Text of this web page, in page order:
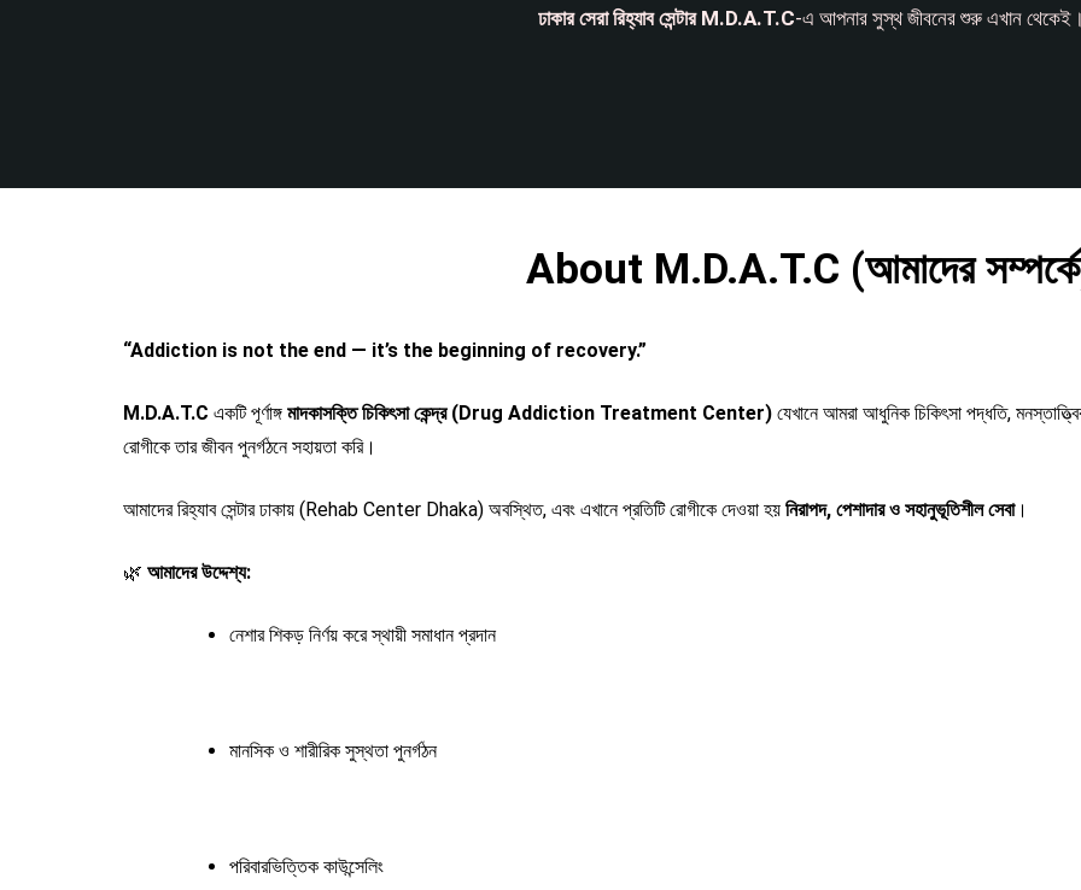
ঢাকার সেরা রিহ্যাব সেন্টার M.D.A.T.C-এ আপনার সুস্থ জীবনের শুরু এখান
About M.D.A.T.C (আমাদের
“Addiction is not the end — it’s the beginning of recovery.”
M.D.A.T.C একটি পূর্ণাঙ্গ মাদকাসক্তি চিকিৎসা কেন্দ্র (Drug Addiction Treatment Center) যেখানে আমরা আধুনিক চিকিৎসা পদ্ধতি,
রোগীকে তার জীবন পুনর্গঠনে সহায়তা করি।
আমাদের রিহ্যাব সেন্টার ঢাকায় (Rehab Center Dhaka) অবস্থিত, এবং এখানে প্রতিটি রোগীকে দেওয়া হয় নিরাপদ, পেশাদার ও সহানুভূতিশীল সেবা।
🌿 আমাদের উদ্দেশ্য:
নেশার শিকড় নির্ণয় করে স্থায়ী সমাধান প্রদান
মানসিক ও শারীরিক সুস্থতা পুনর্গঠন
পরিবারভিত্তিক কাউন্সেলিং